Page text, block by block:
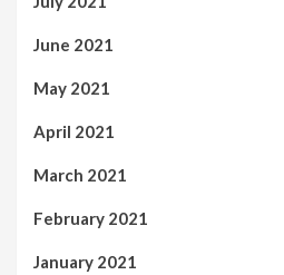
June 2021
May 2021
April 2021
March 2021
February 2021
January 2021